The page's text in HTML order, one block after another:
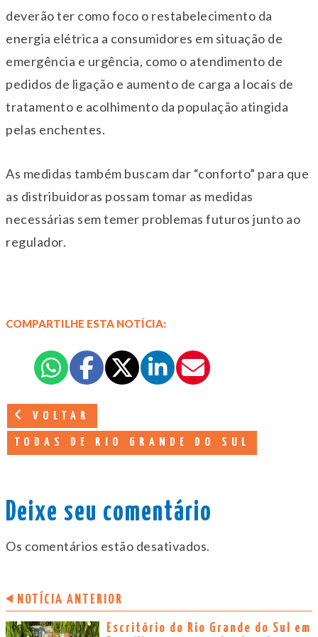
deverão ter como foco o restabelecimento da
energia elétrica a consumidores em situação de
emergência e urgência, como o atendimento de
pedidos de ligação e aumento de carga a locais de
tratamento e acolhimento da população atingida
pelas enchentes.
As medidas também buscam dar “conforto” para que
as distribuidoras possam tomar as medidas
necessárias sem temer problemas futuros junto ao
regulador.
COMPARTILHE ESTA NOTÍCIA:
VOLTAR
TODAS DE RIO GRANDE DO SUL
Deixe seu comentário
Os comentários estão desativados.
NOTÍCIA ANTERIOR
Escritório do Rio Grande do Sul em